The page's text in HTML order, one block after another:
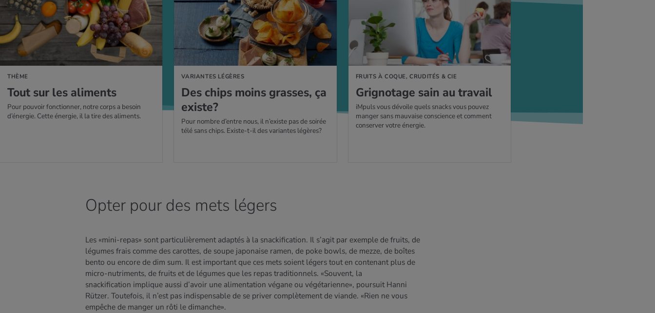
THÈME
Tout sur les ali­ments
Pour pouvoir fonctionner, notre corps a besoin
d’énergie. Cette énergie, il la tire des aliments.
PLUS
VARIANTES LÉGÈRES
Des chips moins grasses, ça
existe?
Pour nombre d’entre nous, il n’existe pas de soirée
télé sans chips. Existe-t-il des variantes légères?
EN SAVOIR PLUS
FRUITS À COQUE, CRUDITÉS & CIE
Gri­gno­tage sain au tra­vail
iMpuls vous dévoile quels snacks vous pouvez
manger sans mauvaise conscience et comment
conserver votre énergie.
Opter pour des mets légers
Les «mini-repas» sont particulièrement adaptés à la snackification. Il s’agit par exemple de fruits, de
légumes frais comme des carottes, de soupe japonaise ramen, de poke bowls, de mezze, de boîtes
bento ou encore de dim sum. Il est important que ces mets soient légers tout en contenant plus de
micro-nutriments, de fruits et de légumes que les repas traditionnels. «Souvent, la
snackification implique aussi d’avoir une alimentation végane ou végétarienne», poursuit Hanni
Rützer. Toutefois, il n’est pas indispensable de se priver complètement de viande. «Rien ne vous
empêche de manger un rôti le dimanche».